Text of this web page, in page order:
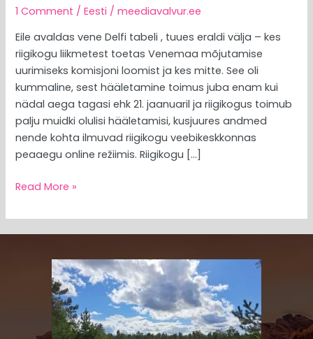
1 Comment /Eesti /meediavalvur.ee
Eile avaldas vene Delfi tabeli , tuues eraldi välja – kes
riigikogu liikmetest toetas Venemaa mõjutamise
uurimiseks komisjoni loomist ja kes mitte. See oli
kummaline, sest hääletamine toimus juba enam kui
nädal aega tagasi ehk 21. jaanuaril ja riigikogus toimub
palju muidki olulisi hääletamisi, kusjuures andmed
nende kohta ilmuvad riigikogu veebikeskkonnas
peaaegu online režiimis. Riigikogu […]
Read More »